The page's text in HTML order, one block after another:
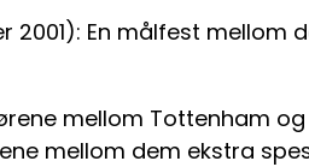
2001): En målfest
mellom Tottenham
mellom dem ekstra